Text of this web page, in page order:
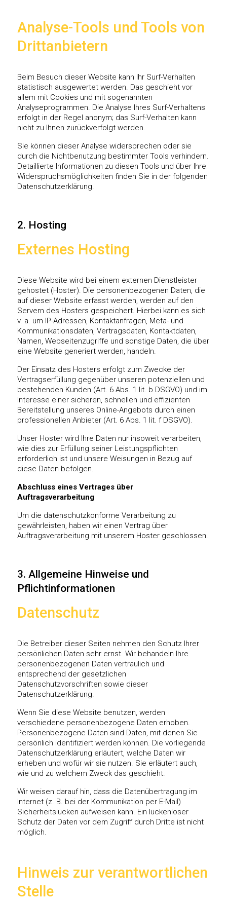
Analyse-Tools und Tools von
Drittanbietern
Beim Besuch dieser Website kann Ihr Surf-Verhalten
statistisch ausgewertet werden. Das geschieht vor
allem mit Cookies und mit sogenannten
Analyseprogrammen. Die Analyse Ihres Surf-Verhaltens
erfolgt in der Regel anonym; das Surf-Verhalten kann
nicht zu Ihnen zurückverfolgt werden.
Sie können dieser Analyse widersprechen oder sie
durch die Nichtbenutzung bestimmter Tools verhindern.
Detaillierte Informationen zu diesen Tools und über Ihre
Widerspruchsmöglichkeiten finden Sie in der folgenden
Datenschutzerklärung.
2. Hosting
Externes Hosting
Diese Website wird bei einem externen Dienstleister
gehostet (Hoster). Die personenbezogenen Daten, die
auf dieser Website erfasst werden, werden auf den
Servern des Hosters gespeichert. Hierbei kann es sich
v. a. um IP-Adressen, Kontaktanfragen, Meta- und
Kommunikationsdaten, Vertragsdaten, Kontaktdaten,
Namen, Webseitenzugriffe und sonstige Daten, die über
eine Website generiert werden, handeln.
Der Einsatz des Hosters erfolgt zum Zwecke der
Vertragserfüllung gegenüber unseren potenziellen und
bestehenden Kunden (Art. 6 Abs. 1 lit. b DSGVO) und im
Interesse einer sicheren, schnellen und effizienten
Bereitstellung unseres Online-Angebots durch einen
professionellen Anbieter (Art. 6 Abs. 1 lit. f DSGVO).
Unser Hoster wird Ihre Daten nur insoweit verarbeiten,
wie dies zur Erfüllung seiner Leistungspflichten
erforderlich ist und unsere Weisungen in Bezug auf
diese Daten befolgen.
Abschluss eines Vertrages über
Auftragsverarbeitung
Um die datenschutzkonforme Verarbeitung zu
gewährleisten, haben wir einen Vertrag über
Auftragsverarbeitung mit unserem Hoster geschlossen.
3. Allgemeine Hinweise und
Pflichtinformationen
Datenschutz
Die Betreiber dieser Seiten nehmen den Schutz Ihrer
persönlichen Daten sehr ernst. Wir behandeln Ihre
personenbezogenen Daten vertraulich und
entsprechend der gesetzlichen
Datenschutzvorschriften sowie dieser
Datenschutzerklärung.
Wenn Sie diese Website benutzen, werden
verschiedene personenbezogene Daten erhoben.
Personenbezogene Daten sind Daten, mit denen Sie
persönlich identifiziert werden können. Die vorliegende
Datenschutzerklärung erläutert, welche Daten wir
erheben und wofür wir sie nutzen. Sie erläutert auch,
wie und zu welchem Zweck das geschieht.
Wir weisen darauf hin, dass die Datenübertragung im
Internet (z. B. bei der Kommunikation per E-Mail)
Sicherheitslücken aufweisen kann. Ein lückenloser
Schutz der Daten vor dem Zugriff durch Dritte ist nicht
möglich.
Hinweis zur verantwortlichen
Stelle